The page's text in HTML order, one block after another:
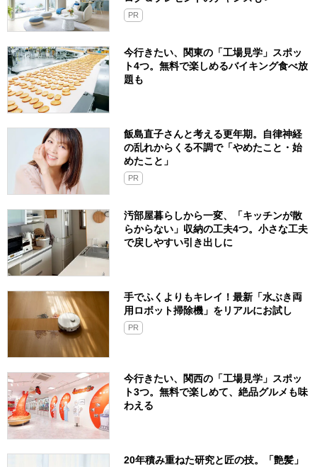
PR
今行きたい、関東の「工場見学」スポッ
ト4つ。無料で楽しめるバイキング食べ放
題も
飯島直子さんと考える更年期。自律神経
の乱れからくる不調で「やめたこと・始
めたこと」
PR
汚部屋暮らしから一変、「キッチンが散
らからない」収納の工夫4つ。小さな工夫
で戻しやすい引き出しに
手でふくよりもキレイ！最新「水ぶき両
用ロボット掃除機」をリアルにお試し
PR
今行きたい、関西の「工場見学」スポッ
ト3つ。無料で楽しめて、絶品グルメも味
わえる
20年積み重ねた研究と匠の技。「艶髪」